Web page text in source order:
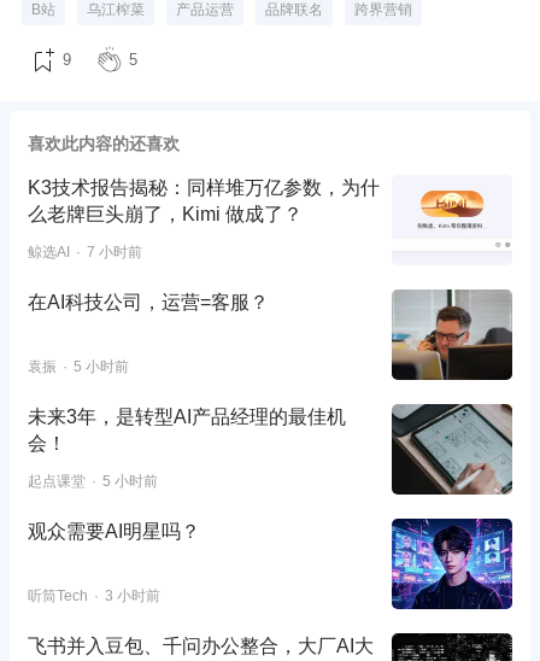
B站 乌江榨菜 产品运营 品牌联名 跨界营销
9 5
喜欢此内容的还喜欢
K3技术报告揭秘：同样堆万亿参数，为什
么老牌巨头崩了，Kimi 做成了？
鲸选AI 7 小时前
在AI科技公司，运营=客服？
袁振 5 小时前
未来3年，是转型AI产品经理的最佳机
会！
起点课堂 5 小时前
观众需要AI明星吗？
听筒Tech 3 小时前
飞书并入豆包、千问办公整合，大厂AI大